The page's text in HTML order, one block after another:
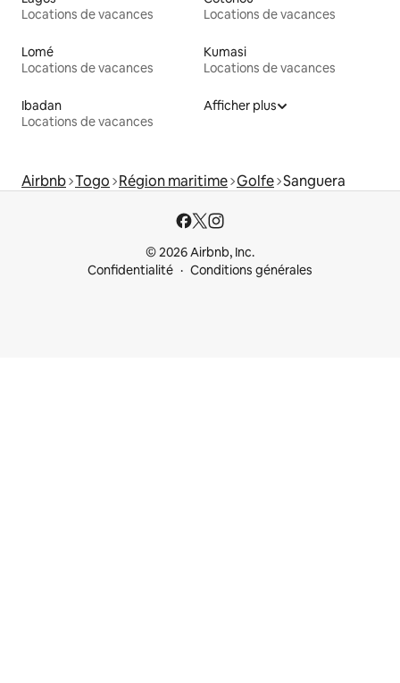
Locations de vacances
Locations de vacances
Lomé
Locations de vacances
Kumasi
Locations de vacances
Ibadan
Locations de vacances
Afficher plus
Airbnb Togo Région maritime Golfe Sanguera
© 2026 Airbnb, Inc.
Confidentialité
Conditions générales